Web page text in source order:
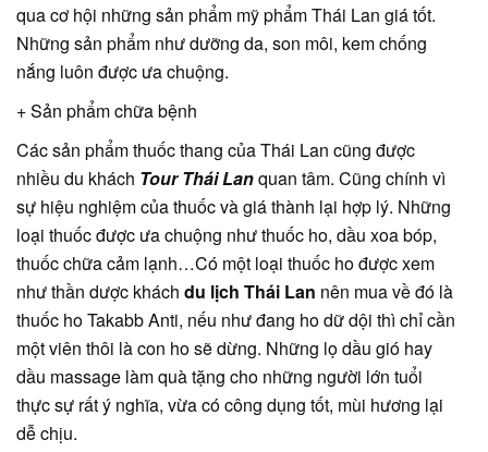
qua cơ hội những sản phẩm mỹ phẩm Thái Lan giá tốt.
Những sản phẩm như dưỡng da, son môi, kem chống
nắng luôn được ưa chuộng.
+ Sản phẩm chữa bệnh
Các sản phẩm thuốc thang của Thái Lan cũng được
nhiều du khách Tour Thái Lanquan tâm. Cũng chính vì
sự hiệu nghiệm của thuốc và giá thành lại hợp lý. Những
loại thuốc được ưa chuộng như thuốc ho, dầu xoa bóp,
thuốc chữa cảm lạnh…Có một loại thuốc ho được xem
như thần dược khách du lịch Thái Lan nên mua về đó là
thuốc ho Takabb Anti, nếu như đang ho dữ dội thì chỉ cần
một viên thôi là con ho sẽ dừng. Những lọ dầu gió hay
dầu massage làm quà tặng cho những người lớn tuổi
thực sự rất ý nghĩa, vừa có công dụng tốt, mùi hương lại
dễ chịu.